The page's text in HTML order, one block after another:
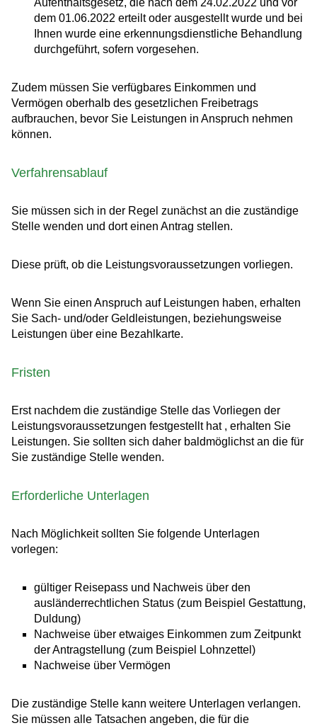
Aufenthaltsgesetz, die nach dem 24.02.2022 und vor
dem 01.06.2022 erteilt oder ausgestellt wurde und bei
Ihnen wurde eine erkennungsdienstliche Behandlung
durchgeführt, sofern vorgesehen.
Zudem müssen Sie verfügbares Einkommen und
Vermögen oberhalb des gesetzlichen Freibetrags
aufbrauchen, bevor Sie Leistungen in Anspruch nehmen
können.
Verfahrensablauf
Sie müssen sich in der Regel zunächst an die zuständige
Stelle wenden und dort einen Antrag stellen.
Diese prüft, ob die Leistungsvoraussetzungen vorliegen.
Wenn Sie einen Anspruch auf Leistungen haben, erhalten
Sie Sach- und/oder Geldleistungen, beziehungsweise
Leistungen über eine Bezahlkarte.
Fristen
Erst nachdem die zuständige Stelle das Vorliegen der
Leistungsvoraussetzungen festgestellt hat , erhalten Sie
Leistungen. Sie sollten sich daher baldmöglichst an die für
Sie zuständige Stelle wenden.
Erforderliche Unterlagen
Nach Möglichkeit sollten Sie folgende Unterlagen
vorlegen:
gültiger Reisepass und Nachweis über den
ausländerrechtlichen Status (zum Beispiel Gestattung,
Duldung)
Nachweise über etwaiges Einkommen zum Zeitpunkt
der Antragstellung (zum Beispiel Lohnzettel)
Nachweise über Vermögen
Die zuständige Stelle kann weitere Unterlagen verlangen.
Sie müssen alle Tatsachen angeben, die für die